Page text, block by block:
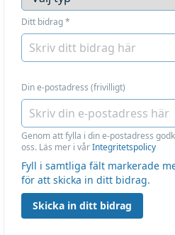
Ditt bidrag*
Din e-postadress (frivilligt)
Genom att fylla i din e-postadress
oss. Läs mer i vårIntegritetspolicy
Fyll i samtliga fält markerade
för att skicka in ditt bidrag.
Skicka in ditt bidrag